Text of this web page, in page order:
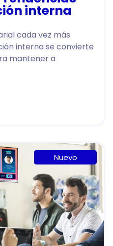
interna
cada vez más
interna se convierte
mantener a
Nuevo